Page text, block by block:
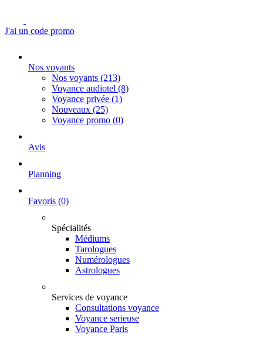
J'ai un code promo
Nos voyants
Nos voyants (213)
Voyance audiotel (8)
Voyance privée (1)
Nouveaux (25)
Voyance promo (0)
Avis
Planning
Favoris (0)
Spécialités
Médiums
Tarologues
Numérologues
Astrologues
Services de voyance
Consultations voyance
Voyance serieuse
Voyance Paris